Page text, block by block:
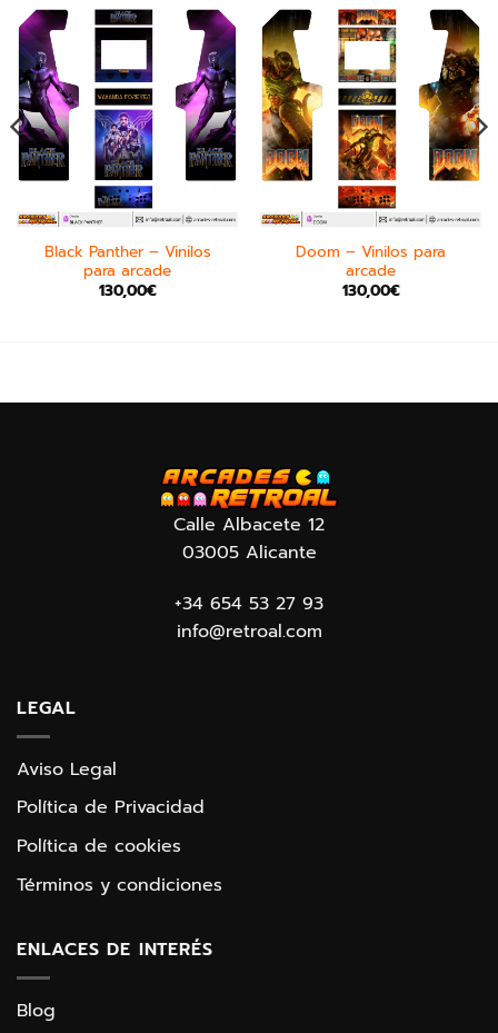
Black Panther – Vinilos
para arcade
130,00€
Doom – Vinilos para
arcade
130,00€
Calle Albacete 12
03005 Alicante
+34 654 53 27 93
info@retroal.com
LEGAL
Aviso Legal
Política de Privacidad
Política de cookies
Términos y condiciones
ENLACES DE INTERÉS
Blog